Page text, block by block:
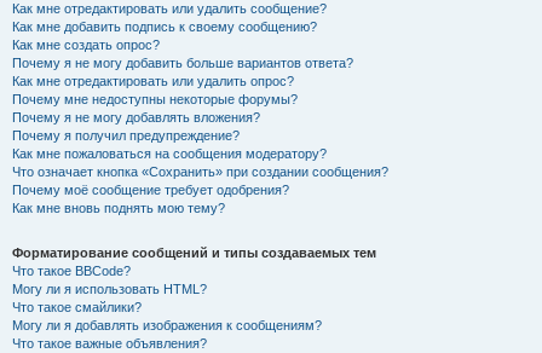
Как мне отредактировать или удалить сообщение?
Как мне добавить подпись к своему сообщению?
Как мне создать опрос?
Почему я не могу добавить больше вариантов ответа?
Как мне отредактировать или удалить опрос?
Почему мне недоступны некоторые форумы?
Почему я не могу добавлять вложения?
Почему я получил предупреждение?
Как мне пожаловаться на сообщения модератору?
Что означает кнопка «Сохранить» при создании сообщения?
Почему моё сообщение требует одобрения?
Как мне вновь поднять мою тему?
Форматирование сообщений и типы создаваемых тем
Что такое BBCode?
Могу ли я использовать HTML?
Что такое смайлики?
Могу ли я добавлять изображения к сообщениям?
Что такое важные объявления?